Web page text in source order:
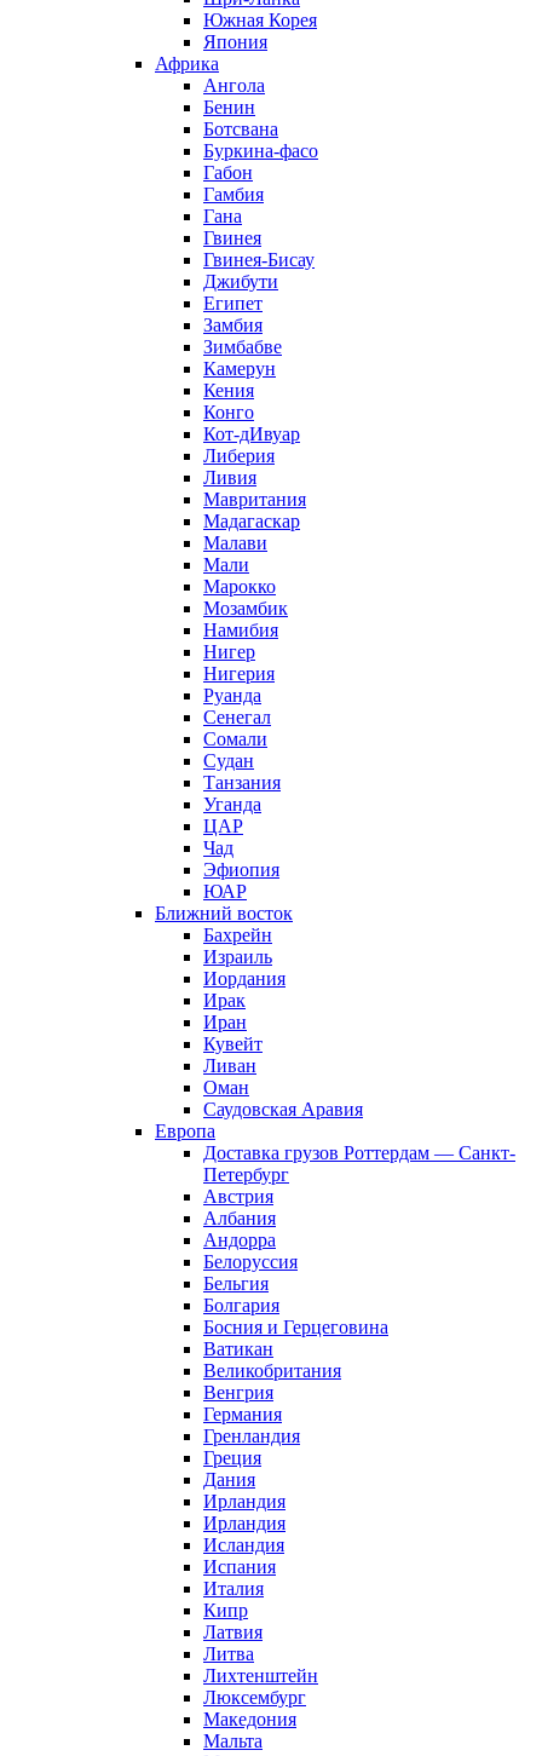
Южная Корея
Япония
Африка
Ангола
Бенин
Ботсвана
Буркина-фасо
Габон
Гамбия
Гана
Гвинея
Гвинея-Бисау
Джибути
Египет
Замбия
Зимбабве
Камерун
Кения
Конго
Кот-дИвуар
Либерия
Ливия
Мавритания
Мадагаскар
Малави
Мали
Марокко
Мозамбик
Намибия
Нигер
Нигерия
Руанда
Сенегал
Сомали
Судан
Танзания
Уганда
ЦАР
Чад
Эфиопия
ЮАР
Ближний восток
Бахрейн
Израиль
Иордания
Ирак
Иран
Кувейт
Ливан
Оман
Саудовская Аравия
Европа
Доставка грузов Роттердам — Санкт-
Петербург
Австрия
Албания
Андорра
Белоруссия
Бельгия
Болгария
Босния и Герцеговина
Ватикан
Великобритания
Венгрия
Германия
Гренландия
Греция
Дания
Ирландия
Ирландия
Исландия
Испания
Италия
Кипр
Латвия
Литва
Лихтенштейн
Люксембург
Македония
Мальта